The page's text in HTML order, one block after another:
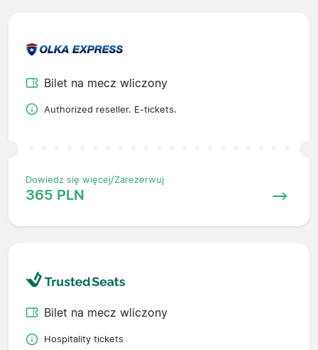
Bilet na mecz wliczony
Authorized reseller. E-tickets.
Dowiedz się więcej/Zarezerwuj
365 PLN
Bilet na mecz wliczony
Hospitality tickets